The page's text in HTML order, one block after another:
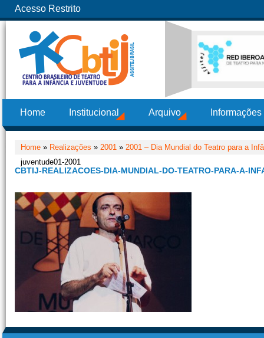
Acesso Restrito
Home Institucional Arquivo
Home » Realizações » 2001 » 2001 – Dia Mundial do Teatro para a
juventude01-2001
CBTIJ-REALIZACOES-DIA-MUNDIAL-DO-TEATRO-PARA-A-